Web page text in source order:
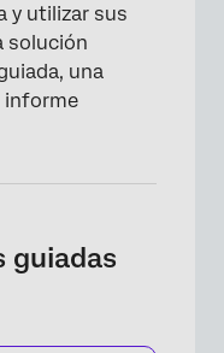
y utilizar sus
solución
una
informe
guiadas